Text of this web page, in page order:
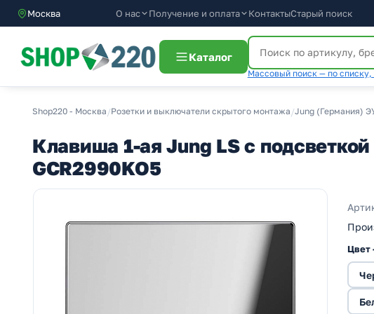
Москва О нас Получение и оплата КонтактыСтарый поиск
Каталог
Массовый поиск — по
Shop220 - Москва /Розетки и выключатели скрытого монтажа /Jung (Германия)
Клавиша 1-ая Jung LS с
GCR2990KO5
Цвет